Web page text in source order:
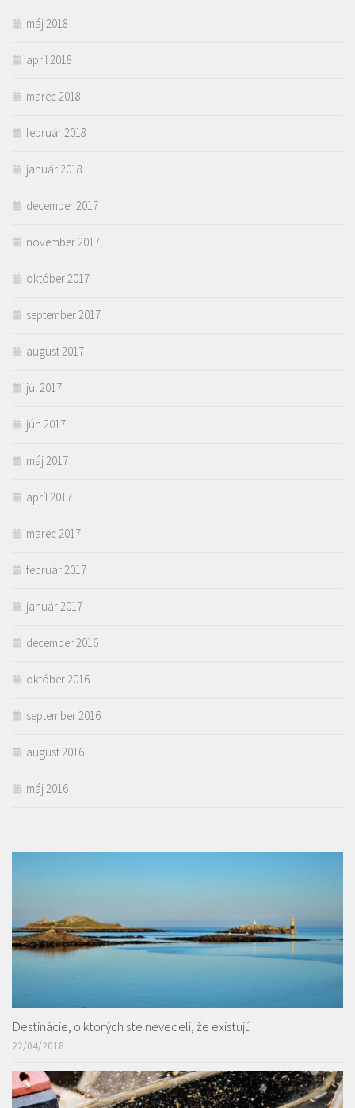
máj 2018
apríl 2018
marec 2018
február 2018
január 2018
december 2017
november 2017
október 2017
september 2017
august 2017
júl 2017
jún 2017
máj 2017
apríl 2017
marec 2017
február 2017
január 2017
december 2016
október 2016
september 2016
august 2016
máj 2016
Destinácie, o ktorých ste nevedeli, že existujú
22/04/2018